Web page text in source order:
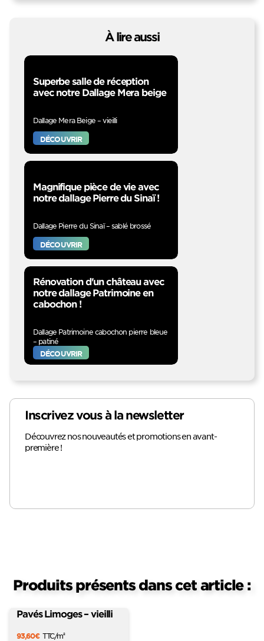
À lire aussi
Superbe salle de réception
avec notre Dallage Mera beige
Dallage Mera Beige – vieilli
DÉCOUVRIR
Magnifique pièce de vie avec
notre dallage Pierre du Sinaï !
Dallage Pierre du Sinaï – sablé brossé
DÉCOUVRIR
Rénovation d'un château avec
notre dallage Patrimoine en
cabochon !
Dallage Patrimoine cabochon pierre bleue
– patiné
DÉCOUVRIR
Inscrivez vous à la newsletter
Découvrez nos nouveautés et promotions en avant-
première !
Produits présents dans cet article :
Pavés Limoges – vieilli
93,60€ TTC/m2